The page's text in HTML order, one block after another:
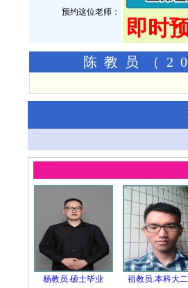
预约这位老师：
即时
陈教员（
杨教员.硕士毕业 祖教员.本科大